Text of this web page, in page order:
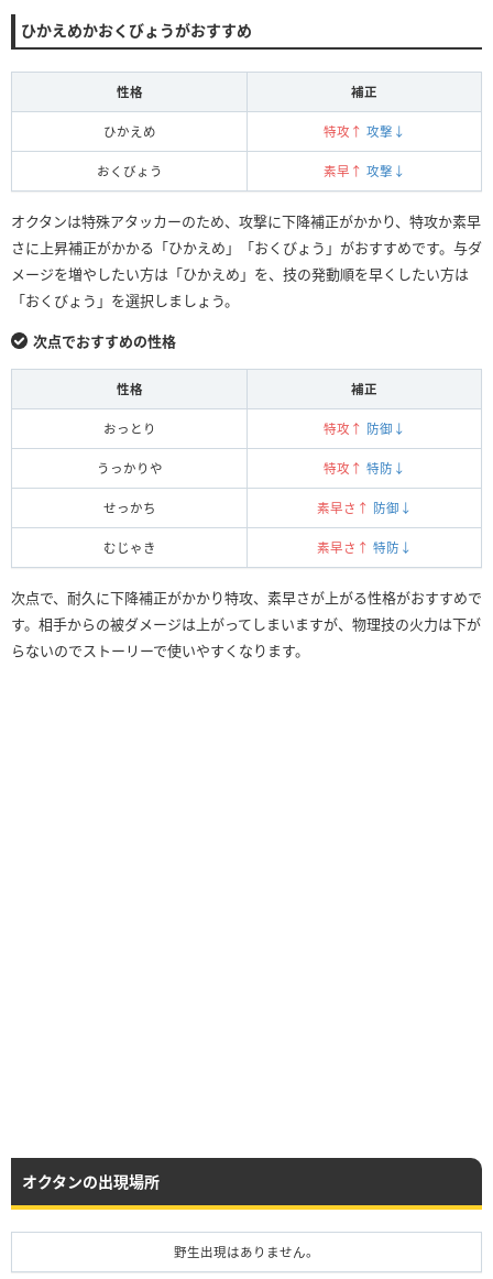
ひかえめかおくびょうがおすすめ
性格 補正
ひかえめ 特攻↑ 攻撃↓
おくびょう 素早↑ 攻撃↓
オクタンは特殊アタッカーのため、攻撃に下降補正がかかり、特攻か素早
さに上昇補正がかかる「ひかえめ」「おくびょう」がおすすめです。与ダ
メージを増やしたい方は「ひかえめ」を、技の発動順を早くしたい方は
「おくびょう」を選択しましょう。
次点でおすすめの性格
性格 補正
おっとり 特攻↑ 防御↓
うっかりや 特攻↑ 特防↓
せっかち 素早さ↑ 防御↓
むじゃき 素早さ↑ 特防↓
次点で、耐久に下降補正がかかり特攻、素早さが上がる性格がおすすめで
す。相手からの被ダメージは上がってしまいますが、物理技の火力は下が
らないのでストーリーで使いやすくなります。
オクタンの出現場所
野生出現はありません。